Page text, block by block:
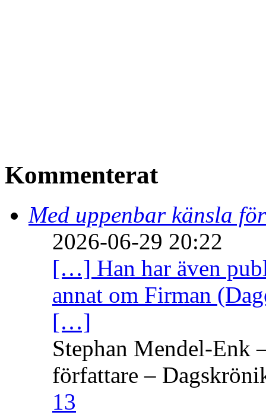
Kommenterat
Med uppenbar känsla
2026-06-29 20:22
[…] Han har även
annat om Firman
[…]
Stephan Mendel-Enk
författare –
13